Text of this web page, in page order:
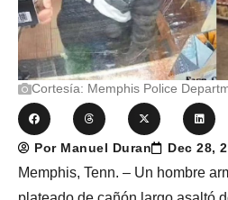
Cortesía: Memphis Police
Por Manuel Duran Dec 28,
Memphis, Tenn. – Un hombre